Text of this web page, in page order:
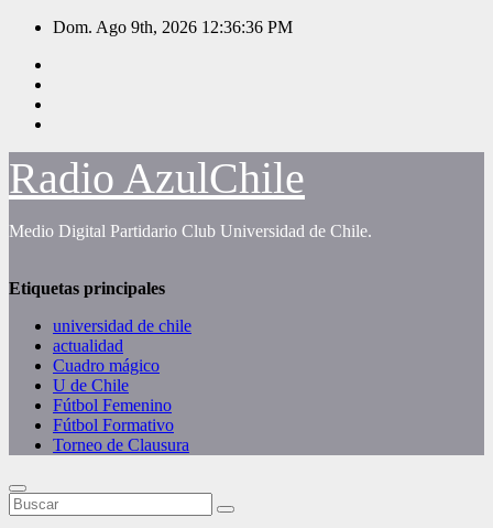
Saltar
contenido
Dom. Ago 9th, 2026 12:36:36 PM
Radio AzulChile
Medio Digital Partidario Club Universidad de Chile.
Etiquetas principales
universidad de chile
actualidad
Cuadro mágico
U de Chile
Fútbol Femenino
Fútbol Formativo
Torneo de Clausura